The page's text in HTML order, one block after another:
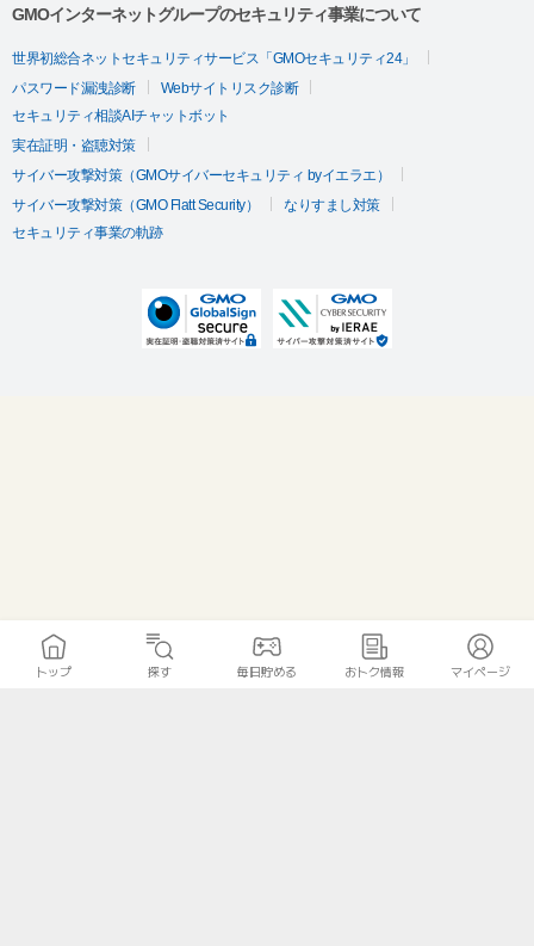
GMOインターネットグループのセキュリティ事業について
世界初総合ネットセキュリティサービス「GMOセキュリティ24」
パスワード漏洩診断
Webサイトリスク診断
セキュリティ相談AIチャットボット
実在証明・盗聴対策
サイバー攻撃対策（GMOサイバーセキュリティ byイエラエ）
サイバー攻撃対策（GMO Flatt Security）
なりすまし対策
セキュリティ事業の軌跡
トップ 探す 毎日貯める おトク情報 マイページ